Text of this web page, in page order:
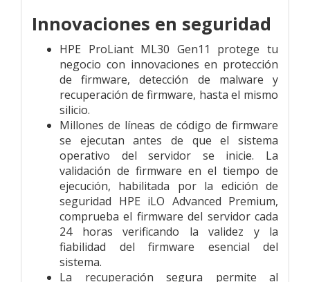
Innovaciones en seguridad
HPE ProLiant ML30 Gen11 protege tu
negocio con innovaciones en protección
de firmware, detección de malware y
recuperación de firmware, hasta el mismo
silicio.
Millones de líneas de código de firmware
se ejecutan antes de que el sistema
operativo del servidor se inicie. La
validación de firmware en el tiempo de
ejecución, habilitada por la edición de
seguridad HPE iLO Advanced Premium,
comprueba el firmware del servidor cada
24 horas verificando la validez y la
fiabilidad del firmware esencial del
sistema.
La recuperación segura permite al